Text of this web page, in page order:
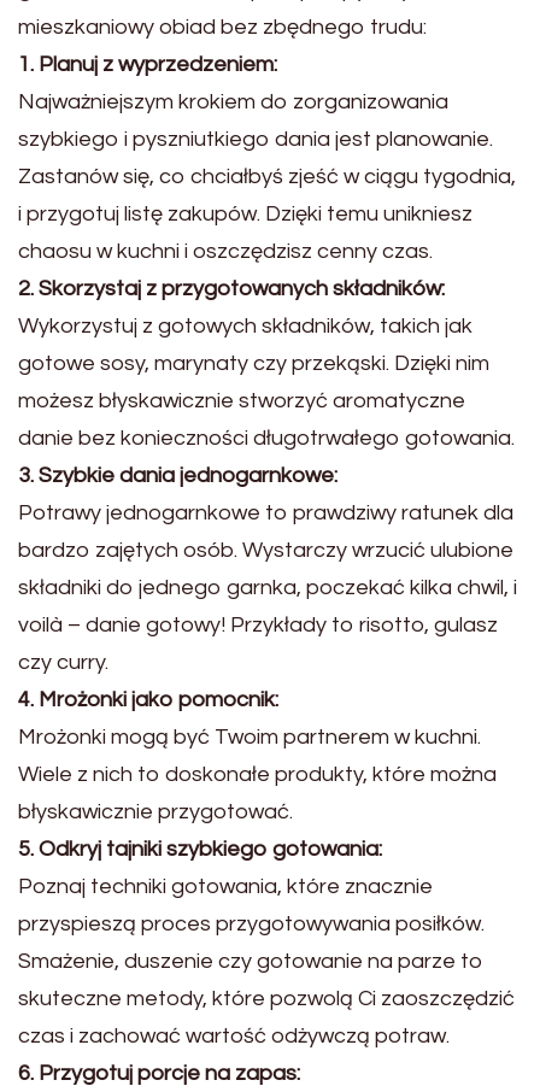
mieszkaniowy obiad bez zbędnego trudu:
1. Planuj z wyprzedzeniem:
Najważniejszym krokiem do zorganizowania
szybkiego i pyszniutkiego dania jest planowanie.
Zastanów się, co chciałbyś zjeść w ciągu tygodnia,
i przygotuj listę zakupów. Dzięki temu unikniesz
chaosu w kuchni i oszczędzisz cenny czas.
2. Skorzystaj z przygotowanych składników:
Wykorzystuj z gotowych składników, takich jak
gotowe sosy, marynaty czy przekąski. Dzięki nim
możesz błyskawicznie stworzyć aromatyczne
danie bez konieczności długotrwałego gotowania.
3. Szybkie dania jednogarnkowe:
Potrawy jednogarnkowe to prawdziwy ratunek dla
bardzo zajętych osób. Wystarczy wrzucić ulubione
składniki do jednego garnka, poczekać kilka chwil, i
voilà – danie gotowy! Przykłady to risotto, gulasz
czy curry.
4. Mrożonki jako pomocnik:
Mrożonki mogą być Twoim partnerem w kuchni.
Wiele z nich to doskonałe produkty, które można
błyskawicznie przygotować.
5. Odkryj tajniki szybkiego gotowania:
Poznaj techniki gotowania, które znacznie
przyspieszą proces przygotowywania posiłków.
Smażenie, duszenie czy gotowanie na parze to
skuteczne metody, które pozwolą Ci zaoszczędzić
czas i zachować wartość odżywczą potraw.
6. Przygotuj porcje na zapas: